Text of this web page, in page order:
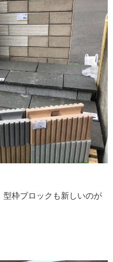
枠ブロックも新しいのが